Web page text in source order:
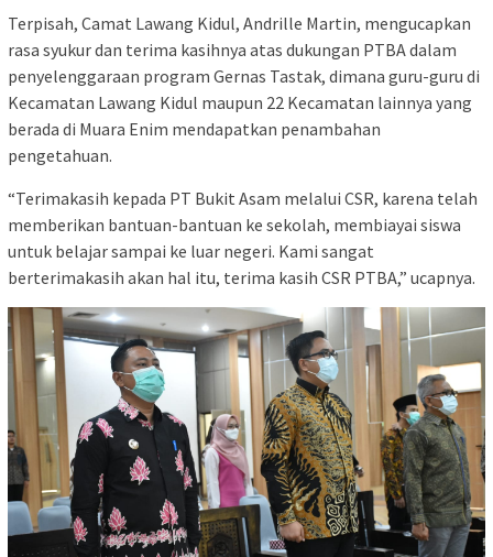
Terpisah, Camat Lawang Kidul, Andrille Martin, mengucapkan
rasa syukur dan terima kasihnya atas dukungan PTBA dalam
penyelenggaraan program Gernas Tastak, dimana guru-guru di
Kecamatan Lawang Kidul maupun 22 Kecamatan lainnya yang
berada di Muara Enim mendapatkan penambahan
pengetahuan.
“Terimakasih kepada PT Bukit Asam melalui CSR, karena telah
memberikan bantuan-bantuan ke sekolah, membiayai siswa
untuk belajar sampai ke luar negeri. Kami sangat
berterimakasih akan hal itu, terima kasih CSR PTBA,” ucapnya.